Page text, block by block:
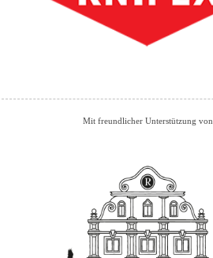
Mit freundlicher Unterstützung von